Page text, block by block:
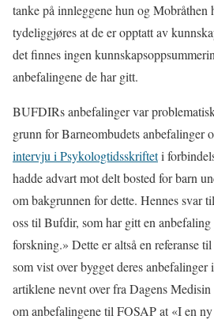
tanke på innleggene hun og Mobråthen
tydeliggjøres at de er opptatt av
det finnes ingen
anbefalingene de har gitt.
BUFDIRs anbefalinger var
grunn for Barneombudets anbefalinger
intervju i Psykologtidsskrifteti
hadde advart mot delt bosted for barn
om bakgrunnen for dette. Hennes svar
oss til Bufdir, som har gitt en
forskning.» Dette er altså en referanse
som vist over bygget deres
artiklene nevnt over fra Dagens
om anbefalingene til FOSAP at «I en